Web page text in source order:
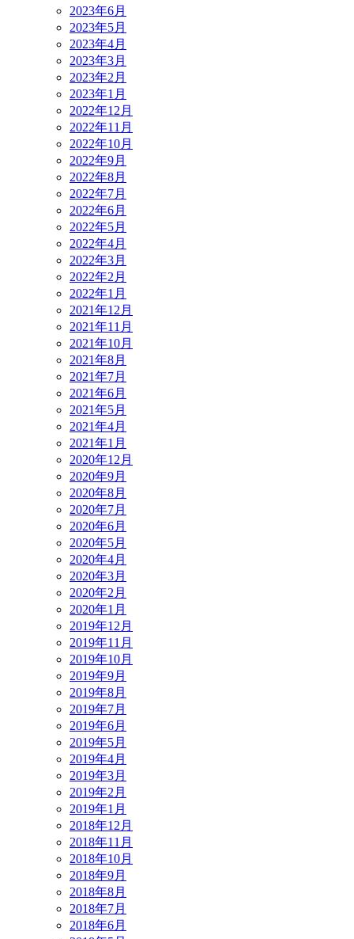
2023年6月
2023年5月
2023年4月
2023年3月
2023年2月
2023年1月
2022年12月
2022年11月
2022年10月
2022年9月
2022年8月
2022年7月
2022年6月
2022年5月
2022年4月
2022年3月
2022年2月
2022年1月
2021年12月
2021年11月
2021年10月
2021年8月
2021年7月
2021年6月
2021年5月
2021年4月
2021年1月
2020年12月
2020年9月
2020年8月
2020年7月
2020年6月
2020年5月
2020年4月
2020年3月
2020年2月
2020年1月
2019年12月
2019年11月
2019年10月
2019年9月
2019年8月
2019年7月
2019年6月
2019年5月
2019年4月
2019年3月
2019年2月
2019年1月
2018年12月
2018年11月
2018年10月
2018年9月
2018年8月
2018年7月
2018年6月